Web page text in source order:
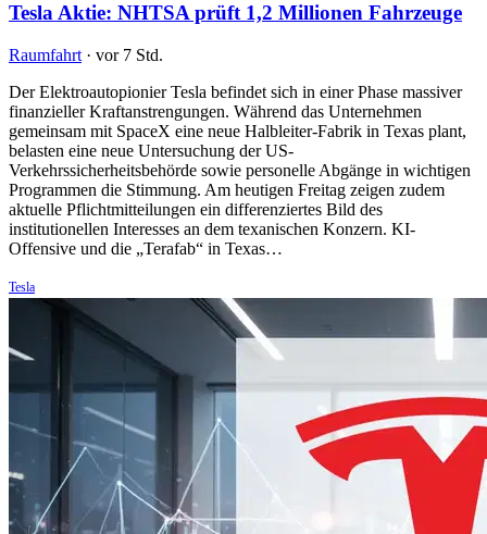
Tesla Aktie: NHTSA prüft 1,2 Millionen Fahrzeuge
Raumfahrt · vor 7 Std.
Der Elektroautopionier Tesla befindet sich in einer Phase massiver
finanzieller Kraftanstrengungen. Während das Unternehmen
gemeinsam mit SpaceX eine neue Halbleiter-Fabrik in Texas plant,
belasten eine neue Untersuchung der US-
Verkehrssicherheitsbehörde sowie personelle Abgänge in wichtigen
Programmen die Stimmung. Am heutigen Freitag zeigen zudem
aktuelle Pflichtmitteilungen ein differenziertes Bild des
institutionellen Interesses an dem texanischen Konzern. KI-
Offensive und die „Terafab“ in Texas…
Tesla